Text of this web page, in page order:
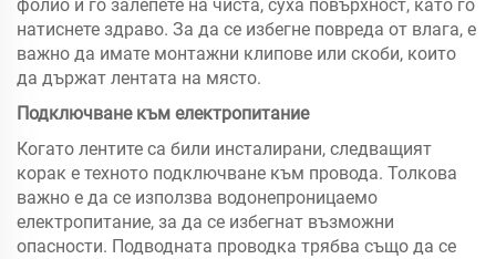
фолио и го залепете на чиста, суха повърхност, като го
натиснете здраво. За да се избегне повреда от влага, е
важно да имате монтажни клипове или скоби, които
да държат лентата на място.
Подключване към електропитание
Когато лентите са били инсталирани, следващият
корак е техното подключване към провода. Толкова
важно е да се използва водонепроницаемо
електропитание, за да се избегнат възможни
опасности. Подводната проводка трябва също да се